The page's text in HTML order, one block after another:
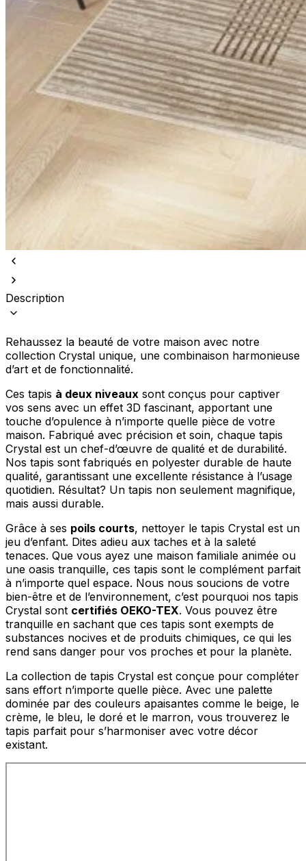
Description
Rehaussez la beauté de votre maison avec notre
collection Crystal unique, une combinaison harmonieuse
d’art et de fonctionnalité.
Ces tapis à deux niveaux sont conçus pour captiver
vos sens avec un effet 3D fascinant, apportant une
touche d’opulence à n’importe quelle pièce de votre
maison. Fabriqué avec précision et soin, chaque tapis
Crystal est un chef-d’œuvre de qualité et de durabilité.
Nos tapis sont fabriqués en polyester durable de haute
qualité, garantissant une excellente résistance à l’usage
quotidien. Résultat? Un tapis non seulement magnifique,
mais aussi durable.
Grâce à ses poils courts, nettoyer le tapis Crystal est un
jeu d’enfant. Dites adieu aux taches et à la saleté
tenaces. Que vous ayez une maison familiale animée ou
une oasis tranquille, ces tapis sont le complément parfait
à n’importe quel espace. Nous nous soucions de votre
bien-être et de l’environnement, c’est pourquoi nos tapis
Crystal sont certifiés OEKO-TEX. Vous pouvez être
tranquille en sachant que ces tapis sont exempts de
substances nocives et de produits chimiques, ce qui les
rend sans danger pour vos proches et pour la planète.
La collection de tapis Crystal est conçue pour compléter
sans effort n’importe quelle pièce. Avec une palette
dominée par des couleurs apaisantes comme le beige, le
crème, le bleu, le doré et le marron, vous trouverez le
tapis parfait pour s’harmoniser avec votre décor
existant.